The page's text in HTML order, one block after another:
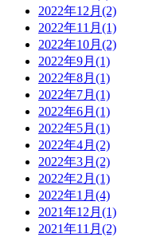
2022年12月(2)
2022年11月(1)
2022年10月(2)
2022年9月(1)
2022年8月(1)
2022年7月(1)
2022年6月(1)
2022年5月(1)
2022年4月(2)
2022年3月(2)
2022年2月(1)
2022年1月(4)
2021年12月(1)
2021年11月(2)